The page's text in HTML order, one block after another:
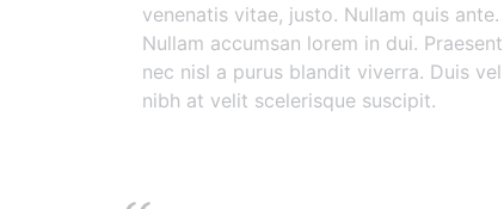
venenatis vitae, justo. Nullam quis ante.
Nullam accumsan lorem in dui. Praesent
nec nisl a purus blandit viverra. Duis vel
nibh at velit scelerisque suscipit.